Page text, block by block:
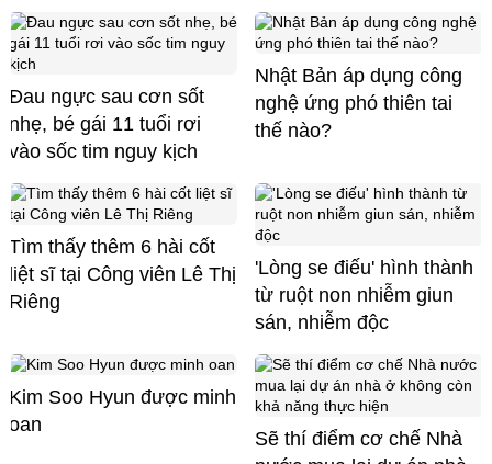
Đau ngực sau cơn sốt
nhẹ, bé gái 11 tuổi rơi
vào sốc tim nguy kịch
Nhật Bản áp dụng công
nghệ ứng phó thiên tai
thế nào?
Tìm thấy thêm 6 hài cốt
liệt sĩ tại Công viên Lê Thị
Riêng
'Lòng se điếu' hình thành
từ ruột non nhiễm giun
sán, nhiễm độc
Kim Soo Hyun được minh
oan
Sẽ thí điểm cơ chế Nhà